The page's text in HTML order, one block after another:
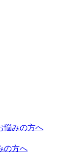
悩みの方へ
の方へ